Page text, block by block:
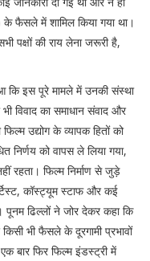
फैसले में शामिल किया गया था।
पक्षों की राय लेना जरूरी है,
कि इस पूरे मामले में उनकी संस्था
विवाद का समाधान संवाद और
उद्योग के व्यापक हितों को
निर्णय को वापस ले लिया गया,
रहता। फिल्म निर्माण से जुड़े
कॉस्ट्यूम स्टाफ और कई
पूनम ढिल्लों ने जोर देकर कहा कि
भी फैसले के दूरगामी प्रभावों
बार फिर फिल्म इंडस्ट्री में